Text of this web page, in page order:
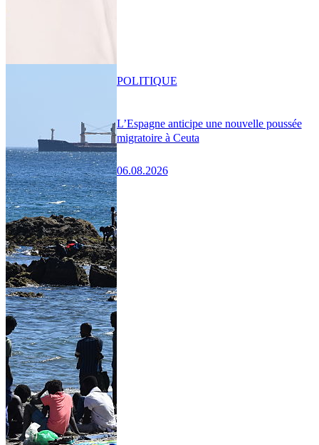
L’Espagne anticipe une nouvelle poussée
migratoire à Ceuta
06.08.2026
POLITIQUE